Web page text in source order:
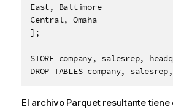
East, Baltimore
Central, Omaha
];
STORE company, salesrep,
DROP TABLES company,
El archivo Parquetresultante tiene